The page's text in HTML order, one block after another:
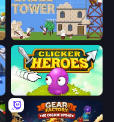
Babel Tower
Clicker Heroes